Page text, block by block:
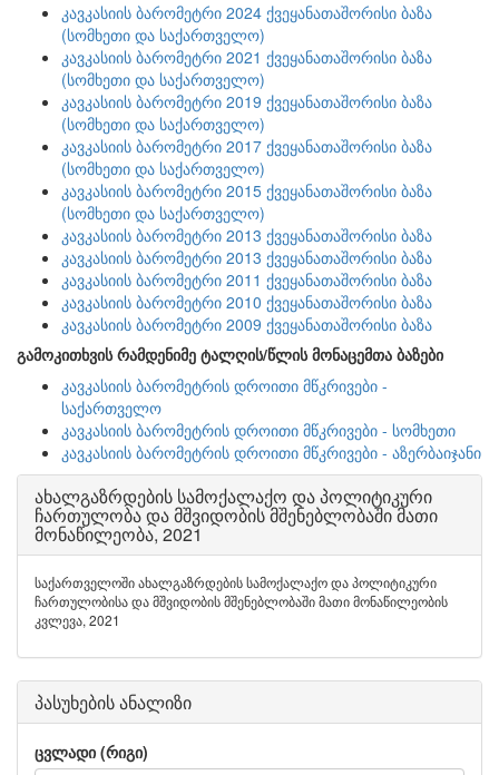
კავკასიის ბარომეტრი 2024 ქვეყანათაშორისი ბაზა
(სომხეთი და საქართველო)
კავკასიის ბარომეტრი 2021 ქვეყანათაშორისი ბაზა
(სომხეთი და საქართველო)
კავკასიის ბარომეტრი 2019 ქვეყანათაშორისი ბაზა
(სომხეთი და საქართველო)
კავკასიის ბარომეტრი 2017 ქვეყანათაშორისი ბაზა
(სომხეთი და საქართველო)
კავკასიის ბარომეტრი 2015 ქვეყანათაშორისი ბაზა
(სომხეთი და საქართველო)
კავკასიის ბარომეტრი 2013 ქვეყანათაშორისი ბაზა
კავკასიის ბარომეტრი 2013 ქვეყანათაშორისი ბაზა
კავკასიის ბარომეტრი 2011 ქვეყანათაშორისი ბაზა
კავკასიის ბარომეტრი 2010 ქვეყანათაშორისი ბაზა
კავკასიის ბარომეტრი 2009 ქვეყანათაშორისი ბაზა
გამოკითხვის რამდენიმე ტალღის/წლის მონაცემთა ბაზები
კავკასიის ბარომეტრის დროითი მწკრივები -
საქართველო
კავკასიის ბარომეტრის დროითი მწკრივები - სომხეთი
კავკასიის ბარომეტრის დროითი მწკრივები - აზერბაიჯანი
ახალგაზრდების სამოქალაქო და პოლიტიკური
ჩართულობა და მშვიდობის მშენებლობაში მათი
მონაწილეობა, 2021
საქართველოში ახალგაზრდების სამოქალაქო და პოლიტიკური
ჩართულობისა და მშვიდობის მშენებლობაში მათი მონაწილეობის
კვლევა, 2021
პასუხების ანალიზი
ცვლადი (რიგი)